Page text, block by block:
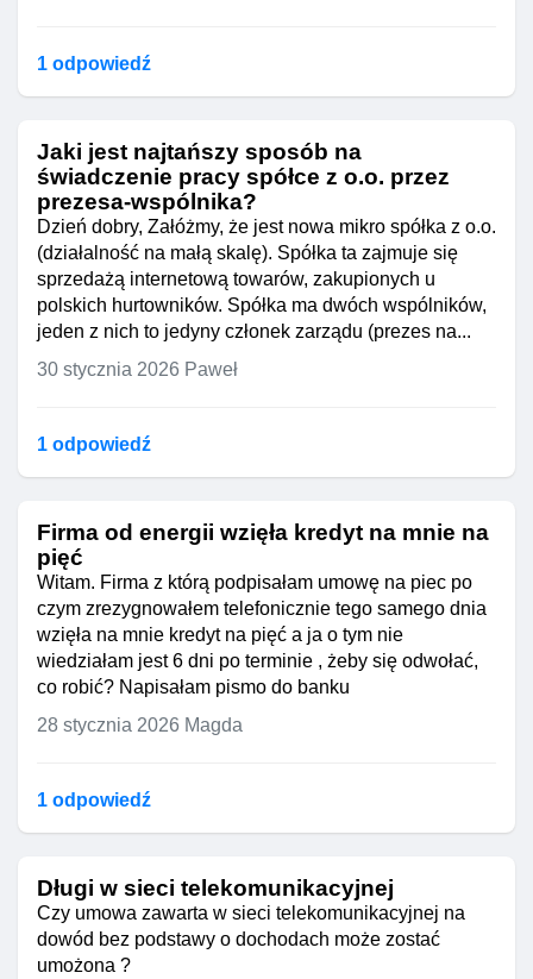
1 odpowiedź
Jaki jest najtańszy sposób na
świadczenie pracy spółce z o.o. przez
prezesa-wspólnika?
Dzień dobry, Załóżmy, że jest nowa mikro spółka z o.o.
(działalność na małą skalę). Spółka ta zajmuje się
sprzedażą internetową towarów, zakupionych u
polskich hurtowników. Spółka ma dwóch wspólników,
jeden z nich to jedyny członek zarządu (prezes na...
30 stycznia 2026 Paweł
1 odpowiedź
Firma od energii wzięła kredyt na mnie na
pięć
Witam. Firma z którą podpisałam umowę na piec po
czym zrezygnowałem telefonicznie tego samego dnia
wzięła na mnie kredyt na pięć a ja o tym nie
wiedziałam jest 6 dni po terminie , żeby się odwołać,
co robić? Napisałam pismo do banku
28 stycznia 2026 Magda
1 odpowiedź
Długi w sieci telekomunikacyjnej
Czy umowa zawarta w sieci telekomunikacyjnej na
dowód bez podstawy o dochodach może zostać
umożona ?